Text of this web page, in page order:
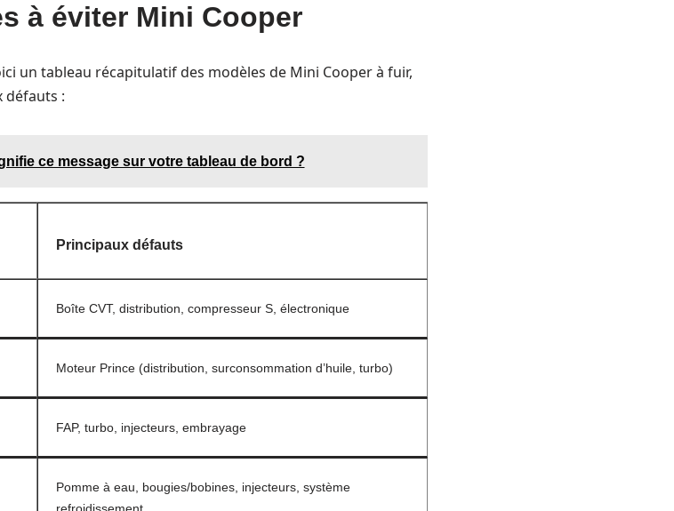
à éviter Mini Cooper
un tableau récapitulatif des modèles de Mini Cooper à fuir,
défauts :
ce message sur votre tableau de bord ?
Principaux défauts
Boîte CVT, distribution, compresseur S, électronique
Moteur Prince (distribution, surconsommation d’huile, turbo)
FAP, turbo, injecteurs, embrayage
Pomme à eau, bougies/bobines, injecteurs, système